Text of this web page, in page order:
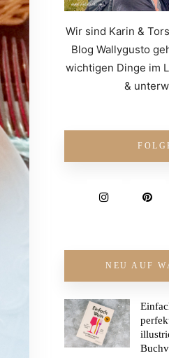
Wir sind Karin &
Blog Wallygusto
wichtigen Dinge im
&
NEU AUF